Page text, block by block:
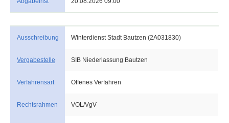
Ausschreibung Winterdienst Stadt Bautzen (2A031830)
Vergabestelle SIB Niederlassung Bautzen
Verfahrensart Offenes Verfahren
Rechtsrahmen VOL/VgV